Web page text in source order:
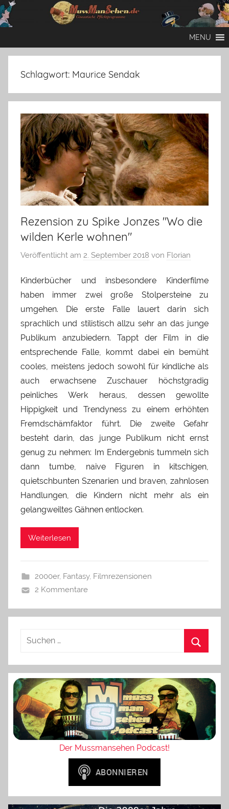
Zum
Inhalt
MENU
Schlagwort: Maurice Sendak
Rezension zu Spike Jonzes "Wo die
wilden Kerle wohnen"
Veröffentlicht am 2. September 2018 von Florian
Kinderbücher und insbesondere Kinderfilme
haben immer zwei große Stolpersteine zu
umgehen. Die erste Falle lauert darin sich
sprachlich und stilistisch allzu sehr an das junge
Publikum anzubiedern. Tappt der Film in die
entsprechende Falle, kommt dabei ein bemüht
cooles, meistens jedoch sowohl für kindliche als
auch erwachsene Zuschauer höchstgradig
peinliches Werk heraus, dessen gewollte
Hippigkeit und Trendyness zu einem erhöhten
Fremdschämfaktor führt. Die zweite Gefahr
besteht darin, das junge Publikum nicht ernst
genug zu nehmen: Im Endergebnis tummeln sich
dann tumbe, naive Figuren in kitschigen,
quietschbunten Szenarien und braven, zahnlosen
Handlungen, die Kindern nicht mehr als ein
gelangweiltes Gähnen entlocken.
Weiterlesen
2000er, Fantasy, Filmrezensionen
2 Kommentare
Der Mussmansehen Podcast!